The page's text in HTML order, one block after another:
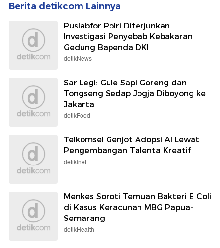
Berita detikcom Lainnya
Puslabfor Polri Diterjunkan
Investigasi Penyebab Kebakaran
Gedung Bapenda DKI
detikNews
Sar Legi: Gule Sapi Goreng dan
Tongseng Sedap Jogja Diboyong ke
Jakarta
detikFood
Telkomsel Genjot Adopsi AI Lewat
Pengembangan Talenta Kreatif
detikInet
Menkes Soroti Temuan Bakteri E Coli
di Kasus Keracunan MBG Papua-
Semarang
detikHealth